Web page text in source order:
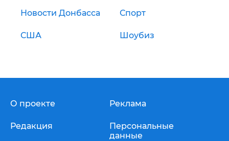
Новости Донбасса Спорт
США Шоубиз
О проекте
Редакция
Реклама
Персональные
данные